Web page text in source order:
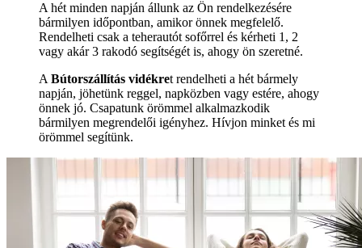
A hét minden napján állunk az Ön rendelkezésére
bármilyen időpontban, amikor önnek megfelelő.
Rendelheti csak a teherautót sofőrrel és kérheti 1, 2
vagy akár 3 rakodó segítségét is, ahogy ön szeretné.
A Bútorszállítás vidékret rendelheti a hét bármely
napján, jöhetünk reggel, napközben vagy estére, ahogy
önnek jó. Csapatunk örömmel alkalmazkodik
bármilyen megrendelői igényhez. Hívjon minket és mi
örömmel segítünk.